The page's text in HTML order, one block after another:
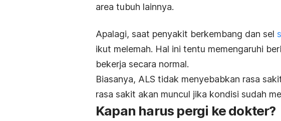
area tubuh lainnya.
Apalagi, saat penyakit berkembang dan sel
ikut melemah. Hal ini tentu memengaruhi
bekerja secara normal.
Biasanya, ALS tidak menyebabkan rasa
rasa sakit akan muncul jika kondisi sudah
Kapan harus pergi ke dokter?